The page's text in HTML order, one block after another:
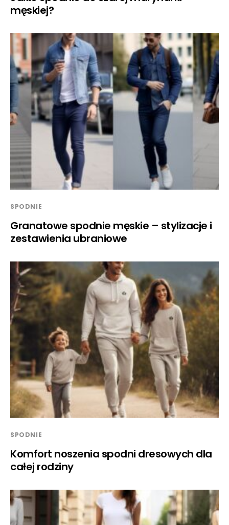
męskiej?
SPODNIE
Granatowe spodnie męskie – stylizacje i
zestawienia ubraniowe
SPODNIE
Komfort noszenia spodni dresowych dla
całej rodziny